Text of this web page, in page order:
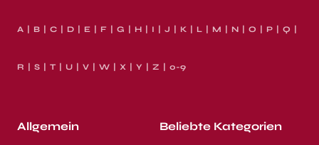
A B C D E F G H I J K L M N O P Q
R S T U V W X Y Z 0-9
Allgemein Beliebte Kategorien